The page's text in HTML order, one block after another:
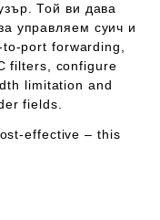
Той ви дава
управляем суич и
port forwarding,
filters, configure
limitation and
fields.
effective – this